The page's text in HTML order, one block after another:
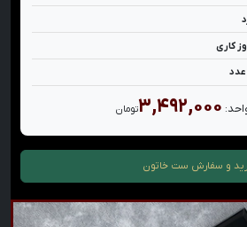
۳,۴۹۲,۰۰۰تومان
و سفارش ست خاتون